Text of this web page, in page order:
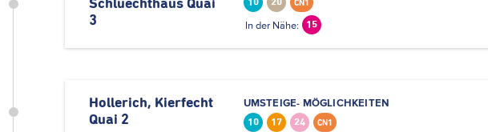
Schluechthaus Quai
3
10 20 CN1
In der Nähe: 15
Hollerich, Kierfecht
Quai 2
UMSTEIGE- MÖGLICHKEITEN
10 17 24 CN1